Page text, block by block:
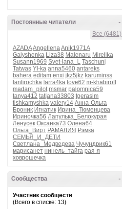
-
Постоянные читатели
Все (6481)
AZADAAngellenaAnik1971A
Galyshenka Liza38 Malenaru Mirellka
Susann1969 Svet-lana_L Taschunj
Tatwas Yl-ka anna5460 antareks
bahera editam enxi jkz5jkz karuminss
lanfirochka larra4ka love62 m-khabiroff
madam_pilot msmar palomnica59
tanya412 tatjana33803 tgerasim
tishkamyshka valery14 Анна-Ольга
Броник Игнатик Ирина_Тюменцева
Ириночка56 Лапулька_Белокурая
Ленусек Оксанка73 Олена64
Ольга_Вирт РАМАЛИЯ Рэмка
СЕМЬЯ_И_ДЕТИ
Светлана_Медведева Чучундрик61
марисанет нинель_тайга рая-я
ховрошечка
-
Сообщества
Участник сообществ
(Всего в списке: 13)